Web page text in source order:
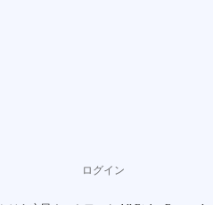
ログイン